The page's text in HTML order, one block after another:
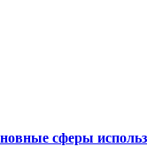
сферы